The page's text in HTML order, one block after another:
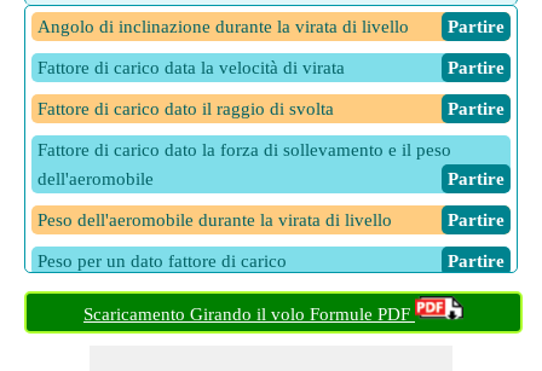
Angolo di inclinazione durante la virata di livello ​ Partire
Fattore di carico data la velocità di virata ​ Partire
Fattore di carico dato il raggio di svolta ​ Partire
Fattore di carico dato la forza di sollevamento e il peso
dell'aeromobile
​ Partire
Peso dell'aeromobile durante la virata di livello ​ Partire
Peso per un dato fattore di carico ​ Partire
​ Partire
Scaricamento Girando il volo Formule PDF